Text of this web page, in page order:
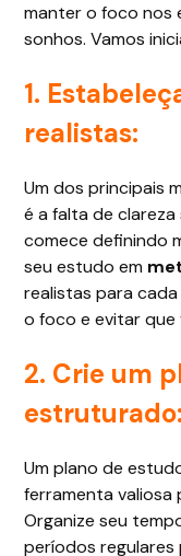
manter o foco nos
sonhos. Vamos
1.
realistas:
Um dos principais
é a falta de
comece definindo
seu estudo em
realistas para
o foco e evitar que
2. Crie um
estruturado:
Um plano de
ferramenta
Organize seu
períodos